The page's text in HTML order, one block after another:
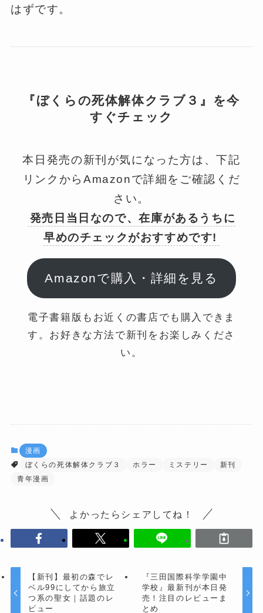
はずです。
『ぼくらの死体解体クラブ３』を今
すぐチェック
本日発売の新刊が気になった方は、下記
リンクからAmazonで詳細をご確認くだ
さい。
発売日当日なので、在庫があるうちに
早めのチェックがおすすめです!
Amazonで購入・詳細を見る
電子書籍版もお近くの書店でも購入できま
す。お好きな方法で新刊をお楽しみくださ
い。
漫画
ぼくらの死体解体クラブ３
ホラー ミステリー
新刊
青年漫画
よかったらシェアしてね！
【新刊】最初の森でレ
ベル99にしてから旅立
つ系の聖女｜話題のレ
ビュー
『三田国際科学学園中
学校』最新刊が本日発
売！注目のレビューま
とめ